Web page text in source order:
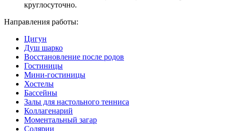
круглосуточно.
Направления работы:
Цигун
Душ шарко
Восстановление после родов
Гостиницы
Мини-гостиницы
Хостелы
Бассейны
Залы для настольного тенниса
Коллагенарий
Моментальный загар
Солярии